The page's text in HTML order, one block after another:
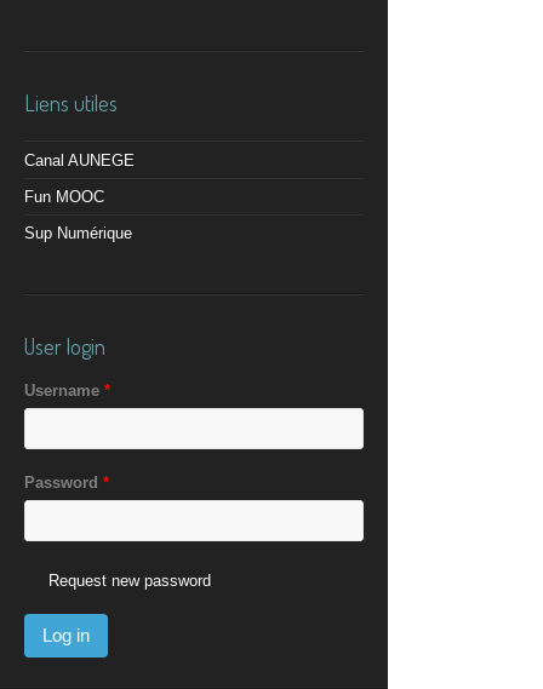
Liens utiles
Canal AUNEGE
Fun MOOC
Sup Numérique
User login
Username *
Password *
Request new password